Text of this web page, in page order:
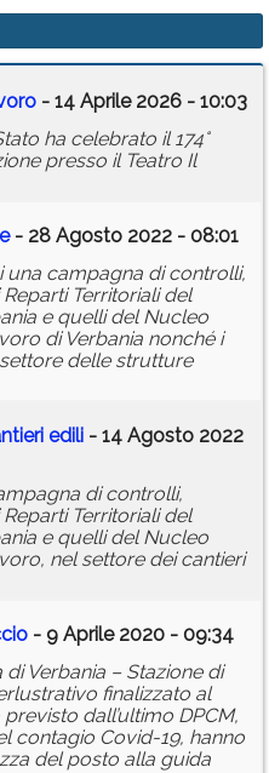
- 14 Aprile 2026 - 10:03
ha celebrato il 174°
presso il Teatro Il
- 28 Agosto 2022 - 08:01
una campagna di controlli,
Territoriali del
e quelli del Nucleo
di Verbania nonché i
delle strutture
edili - 14 Agosto 2022
di controlli,
Territoriali del
e quelli del Nucleo
nel settore dei cantieri
- 9 Aprile 2020 - 09:34
Verbania – Stazione di
finalizzato al
dall’ultimo DPCM,
contagio Covid-19, hanno
del posto alla guida